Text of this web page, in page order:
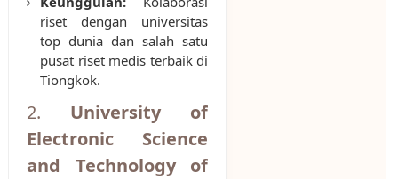
riset dengan universitas
top dunia dan salah satu
pusat riset medis terbaik di
Tiongkok.
2. University of
Electronic Science
and Technology of